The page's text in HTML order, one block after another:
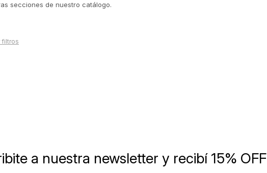
secciones de nuestro catálogo.
filtros
a nuestra newsletter y recibí 15% OFF